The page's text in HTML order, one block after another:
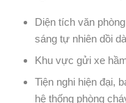
Diện tích văn
sáng tự nhiên dồi
Khu vực gửi xe
Tiện nghi hiện đại,
hệ thống phòng